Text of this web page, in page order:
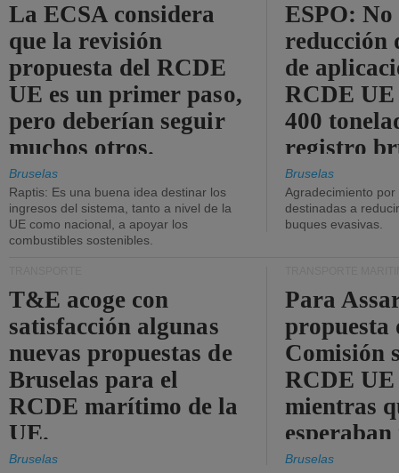
La ECSA considera
que la revisión
propuesta del RCDE
UE es un primer paso,
pero deberían seguir
muchos otros.
Bruselas
Raptis: Es una buena idea destinar los
ingresos del sistema, tanto a nivel de la
UE como nacional, a apoyar los
combustibles sostenibles.
ESPO: No
reducción
de
RCDE UE
400
registro
Bruselas
Agradecimiento
destinadas a
buques evasivas.
T&E acoge con
satisfacción algunas
nuevas propuestas de
Bruselas para el
RCDE marítimo de la
UE.
Bruselas
Para
propuesta
Comisión
RCDE
mientras
más
Bruselas